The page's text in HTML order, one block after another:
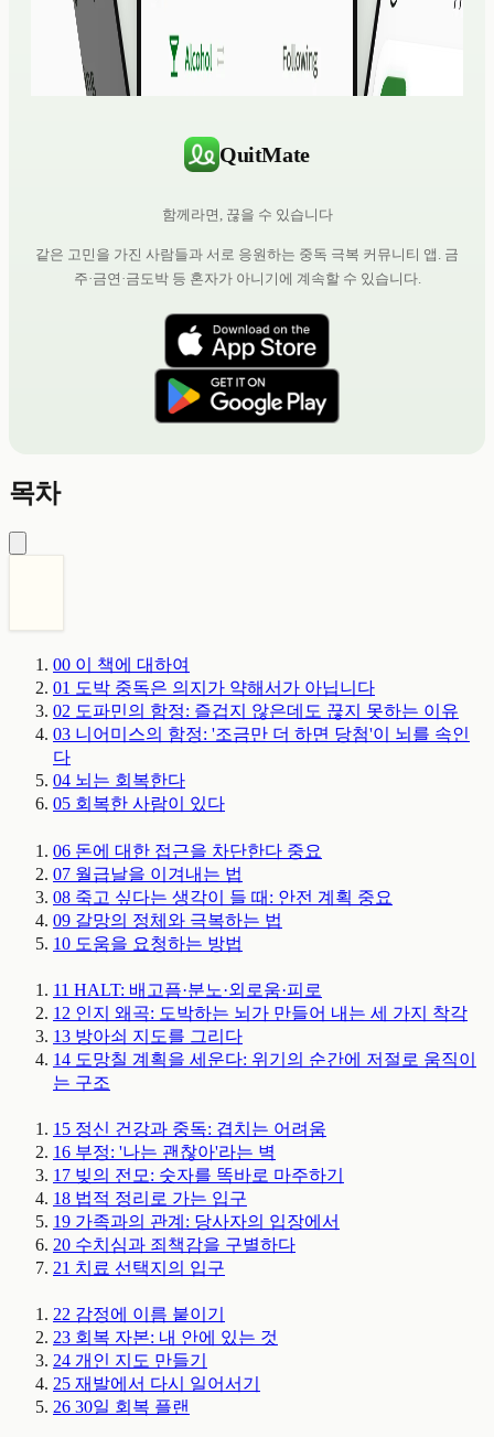
QuitMate
함께라면, 끊을 수 있습니다
같은 고민을 가진 사람들과 서로 응원하는 중독 극복 커뮤니티 앱. 금
주·금연·금도박 등 혼자가 아니기에 계속할 수 있습니다.
목차
00 이 책에 대하여
01 도박 중독은 의지가 약해서가 아닙니다
02 도파민의 함정: 즐겁지 않은데도 끊지 못하는 이유
03 니어미스의 함정: '조금만 더 하면 당첨'이 뇌를 속인
다
04 뇌는 회복한다
05 회복한 사람이 있다
06 돈에 대한 접근을 차단한다 중요
07 월급날을 이겨내는 법
08 죽고 싶다는 생각이 들 때: 안전 계획 중요
09 갈망의 정체와 극복하는 법
10 도움을 요청하는 방법
11 HALT: 배고픔·분노·외로움·피로
12 인지 왜곡: 도박하는 뇌가 만들어 내는 세 가지 착각
13 방아쇠 지도를 그리다
14 도망칠 계획을 세운다: 위기의 순간에 저절로 움직이
는 구조
15 정신 건강과 중독: 겹치는 어려움
16 부정: '나는 괜찮아'라는 벽
17 빚의 전모: 숫자를 똑바로 마주하기
18 법적 정리로 가는 입구
19 가족과의 관계: 당사자의 입장에서
20 수치심과 죄책감을 구별하다
21 치료 선택지의 입구
22 감정에 이름 붙이기
23 회복 자본: 내 안에 있는 것
24 개인 지도 만들기
25 재발에서 다시 일어서기
26 30일 회복 플랜